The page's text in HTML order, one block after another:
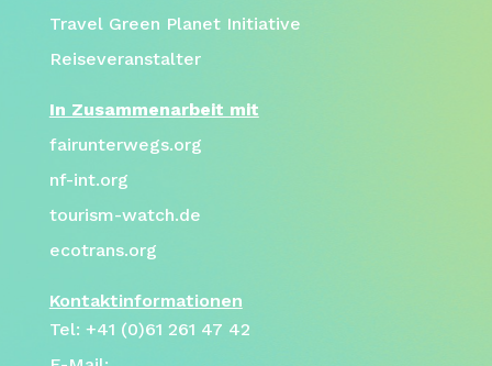
Travel Green Planet Initiative
Reiseveranstalter
In Zusammenarbeit mit
fairunterwegs.org
nf-int.org
tourism-watch.de
ecotrans.org
Kontaktinformationen
Tel: +41 (0)61 261 47 42